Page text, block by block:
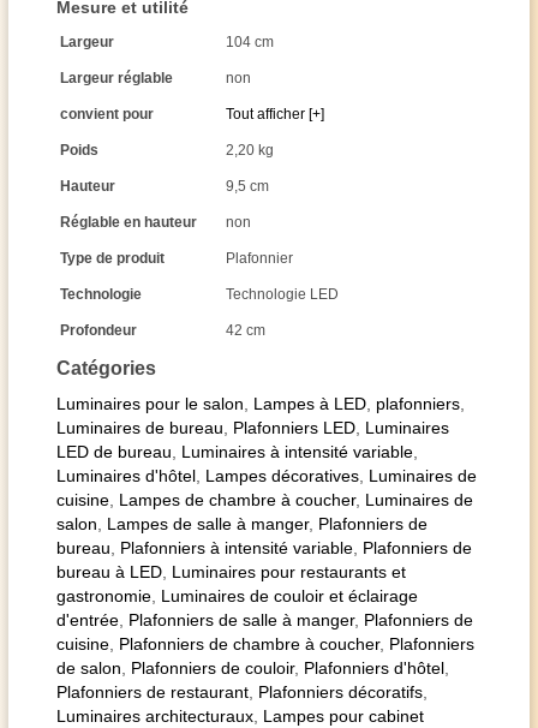
Catégories
Luminaires pour le salon Lampes à LED plafonniers
Luminaires de bureau
Plafonniers LED Luminaires
LED de bureau
Luminaires à intensité variable
Luminaires d'hôtel Lampes décoratives Luminaires de
cuisine Lampes de chambre à coucher, Luminaires de
salon
Lampes de salle à manger, Plafonniers de
bureau
Plafonniers à intensité variable Plafonniers de
bureau à LED Luminaires pour restaurants et
gastronomie Luminaires de couloir et éclairage
d'entrée Plafonniers de salle à manger, Plafonniers de
cuisine Plafonniers de chambre à coucher, Plafonniers
de salon
Plafonniers de couloir, Plafonniers d'hôtel
Plafonniers de restaurant Plafonniers décoratifs
Luminaires architecturaux Lampes pour cabinet
Mesure et utilité
Largeur 104 cm
Largeur réglable non
convient pour Tout afficher [+]
Poids 2,20 kg
Hauteur 9,5 cm
Réglable en hauteur non
Type de produit Plafonnier
Technologie Technologie LED
Profondeur 42 cm